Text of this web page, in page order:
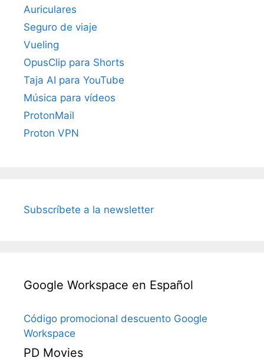
Auriculares
Seguro de viaje
Vueling
OpusClip para Shorts
Taja AI para YouTube
Música para vídeos
ProtonMail
Proton VPN
Subscríbete a la newsletter
Google Workspace en Español
Código promocional descuento Google
Workspace
PD Movies